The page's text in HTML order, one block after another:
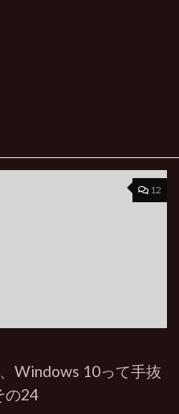
12
Windows 10って手抜
の24